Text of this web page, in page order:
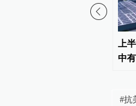
上
中
#抗